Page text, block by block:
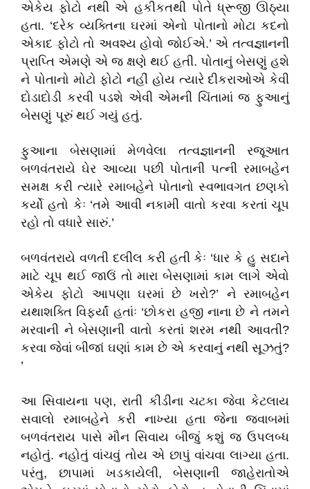
એકેય ફોટો નથી એ હકીકતથી પોતે ધ્રૂજી ઊઠ્‌યા
હતા. ‘દરેક વ્યક્તિના ઘરમાં એનો પોતાનો મોટા કદનો
એકાદ ફોટો તો અવશ્ય હોવો જોઈએ.’ એ તત્વજ્ઞાનની
પ્રાપ્તિ એમણે એ જ ક્ષણે થઈ હતી. પોતાનું બેસણું હશે
ને પોતાનો મોટો ફોટો નહીં હોય ત્યારે દીકરાઓએ કેવી
દોડાદોડી કરવી પડશે એવી એમની ચિંતામાં જ ફુઆનું
બેસણું પૂરું થઈ ગયું હતું.
ફુઆના બેસણામાં મેળવેલા તત્વજ્ઞાનની રજૂઆત
બળવંતરાયે ઘેર આવ્યા પછી પોતાની પત્ની રમાબહેન
સમક્ષ કરી ત્યારે રમાબહેને પોતાનો સ્વભાવગત છણકો
કર્યો હતો કેઃ ‘તમે આવી નકામી વાતો કરવા કરતાં ચૂપ
રહો તો વધારે સારું.’
બળવંતરાયે વળતી દલીલ કરી હતી કેઃ ‘ધાર કે હુ સદાને
માટે ચૂપ થઈ જાઉં તો મારા બેસણામાં કામ લાગે એવો
એકેય ફોટો આપણા ઘરમાં છે ખરો?’ ને રમાબહેન
યથાશક્તિ વિફર્યાં હતાંઃ ‘છોકરા હજી નાના છે ને તમને
મરવાની ને બેસણાની વાતો કરતાં શરમ નથી આવતી?
કરવા જેવાં બીજાં ઘણાં કામ છે એ કરવાનું નથી સૂઝતું?
’
આ સિવાયના પણ, રાતી કીડીના ચટકા જેવા કેટલાય
સવાલો રમાબહેને કરી નાખ્યા હતા જેના જવાબમાં
બળવંતરાય પાસે મૌન સિવાય બીજું કશું જ ઉપલબ્ધ
નહોતું. નહોતું વાંચવું તોય એ છાપું વાંચવા લાગ્યા હતા.
પરંતુ, છાપામાં ખડકાયેલી, બેસણાની જાહેરાતોએ